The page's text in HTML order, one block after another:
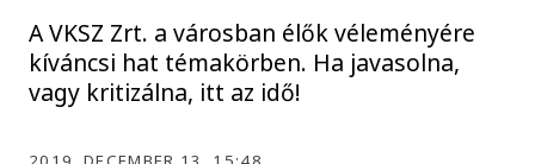
A VKSZ Zrt. a városban élők véleményére
kíváncsi hat témakörben. Ha javasolna,
vagy kritizálna, itt az idő!